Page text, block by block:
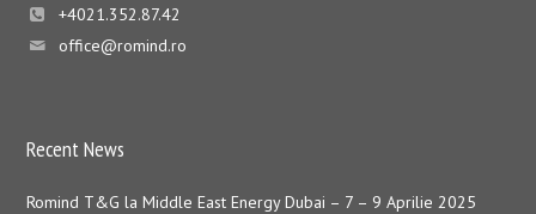
+4021.352.87.42
office@romind.ro
Recent News
Romind T&G la Middle East Energy Dubai – 7 – 9 Aprilie 2025